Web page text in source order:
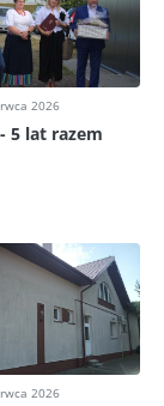
2026
5 lat razem
2026